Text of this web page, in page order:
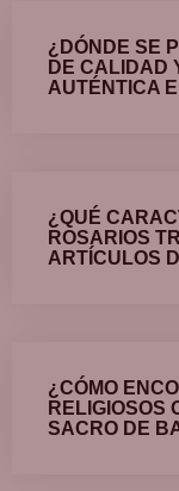
¿DÓNDE SE
DE CALIDAD
AUTÉNTICA
¿QUÉ
ROSARIOS
ARTÍCULOS
¿CÓMO
RELIGIOSOS
SACRO DE